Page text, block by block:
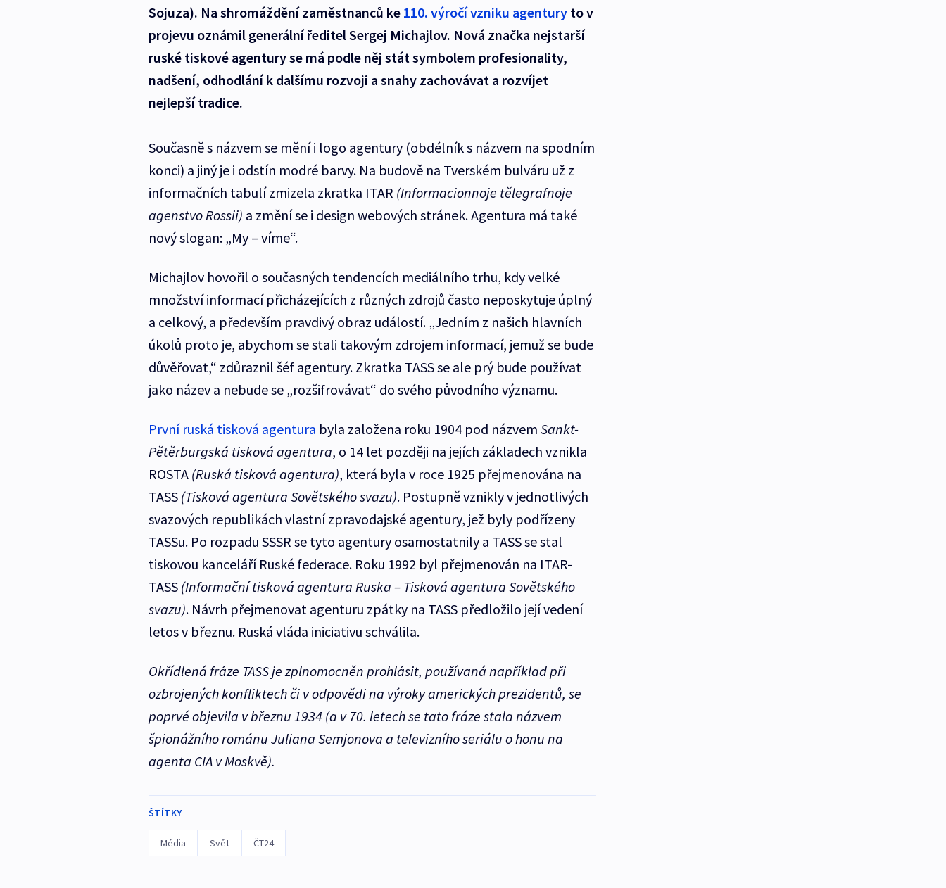
Sojuza). Na shromáždění zaměstnanců ke 110. výročí vzniku agenturyto v
projevu oznámil generální ředitel Sergej Michajlov. Nová značka nejstarší
ruské tiskové agentury se má podle něj stát symbolem profesionality,
nadšení, odhodlání k dalšímu rozvoji a snahy zachovávat a rozvíjet
nejlepší tradice.
Současně s názvem se mění i logo agentury (obdélník s názvem na spodním
konci) a jiný je i odstín modré barvy. Na budově na Tverském bulváru už z
informačních tabulí zmizela zkratka ITAR (Informacionnoje tělegrafnoje
agenstvo Rossii) a změní se i design webových stránek. Agentura má také
nový slogan: „My – víme“.
Michajlov hovořil o současných tendencích mediálního trhu, kdy velké
množství informací přicházejících z různých zdrojů často neposkytuje úplný
a celkový, a především pravdivý obraz událostí. „Jedním z našich hlavních
úkolů proto je, abychom se stali takovým zdrojem informací, jemuž se bude
důvěřovat,“ zdůraznil šéf agentury. Zkratka TASS se ale prý bude používat
jako název a nebude se „rozšifrovávat“ do svého původního významu.
První ruská tisková agentura byla založena roku 1904 pod názvem Sankt-
Pětěrburgská tisková agentura, o 14 let později na jejích základech vznikla
ROSTA (Ruská tisková agentura), která byla v roce 1925 přejmenována na
TASS (Tisková agentura Sovětského svazu). Postupně vznikly v jednotlivých
svazových republikách vlastní zpravodajské agentury, jež byly podřízeny
TASSu. Po rozpadu SSSR se tyto agentury osamostatnily a TASS se stal
tiskovou kanceláří Ruské federace. Roku 1992 byl přejmenován na ITAR-
TASS (Informační tisková agentura Ruska – Tisková agentura Sovětského
svazu). Návrh přejmenovat agenturu zpátky na TASS předložilo její vedení
letos v březnu. Ruská vláda iniciativu schválila.
Okřídlená fráze TASS je zplnomocněn prohlásit, používaná například při
ozbrojených konfliktech či v odpovědi na výroky amerických prezidentů, se
poprvé objevila v březnu 1934 (a v 70. letech se tato fráze stala názvem
špionážního románu Juliana Semjonova a televizního seriálu o honu na
agenta CIA v Moskvě).
ŠTÍTKY
Média Svět ČT24